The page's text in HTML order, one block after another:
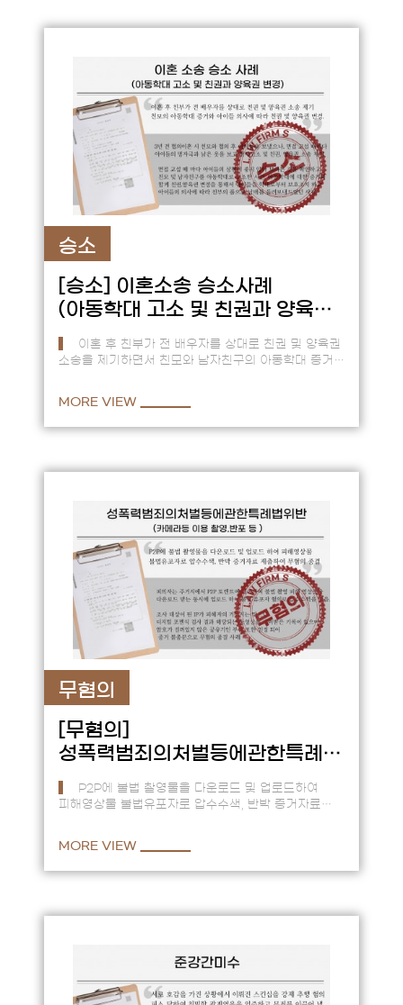
승소
[승소] 이혼소송 승소사례
(아동학대 고소 및 친권과 양육권
변경)
이혼 후 친부가 전 배우자를 상대로 친권 및 양육권
소송을 제기하면서 친모와 남자친구의 아동학대 증거
MORE VIEW
무혐의
[무혐의]
성폭력범죄의처벌등에관한특례법
위반(카메라등이용촬영 반포등)
P2P에 불법 촬영물을 다운로드 및 업로드하여
피해영상물 불법유포자로 압수수색, 반박 증거자료
MORE VIEW